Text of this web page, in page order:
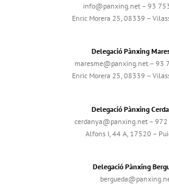
info@panxing.net – 93
Enric Morera 25, 08339 –
Delegació Pànxing
maresme@panxing.net – 93
Enric Morera 25, 08339 –
Delegació Pànxing
cerdanya@panxing.net –
Alfons I, 44 A, 17520 –
Delegació Pànxing